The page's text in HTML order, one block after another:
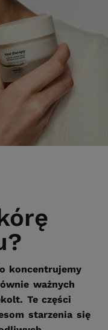
koncentrujemy
ważnych
Te części
starzenia się